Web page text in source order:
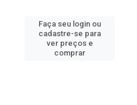
Faça seu login ou
cadastre-se para
ver preços e
comprar